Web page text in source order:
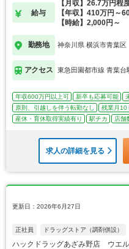
給与
【月収】26.7万円程
【年収】410万円～
【時給】2,000円～
勤務地 神奈川県 横浜市青葉区
アクセス 東急田園都市線 青葉台
年収600万円以上可 新卒も応募可能
原則、引越しを伴う転勤なし
残業月10
産休・育休取得実績有り
駅チカ 店舗
求人の詳細を見る
更新日：2026年6月27日
正社員 ドラッグストア（調剤併設）
ハックドラッグあざみ野店 ウエ